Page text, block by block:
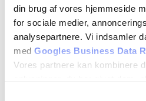
din brug af vores hjemmeside
for sociale medier,
analysepartnere. Vi indsamler
med Googles Business Data
Vores partnere kan kombinere